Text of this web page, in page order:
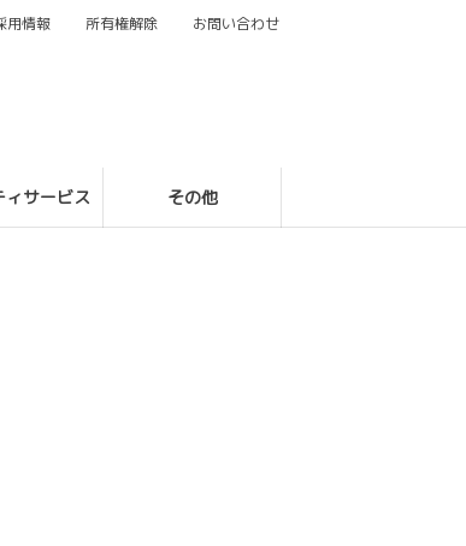
ィサービス その他
用情報 所有権解除 お問い合わせ